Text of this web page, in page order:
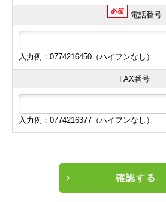
必須 電話番号
入力例：0774216450（ハイフンなし）
FAX番号
入力例：0774216377（ハイフンなし）
確認する